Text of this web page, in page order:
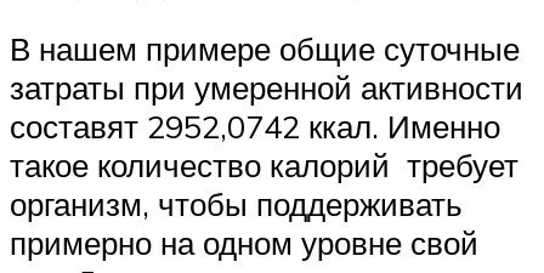
В нашем примере общие суточные
затраты при умеренной активности
составят 2952,0742 ккал. Именно
такое количество калорий требует
организм, чтобы поддерживать
примерно на одном уровне свой